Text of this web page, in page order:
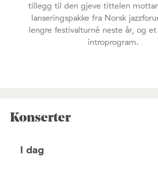
tillegg til den gjeve tittelen
lanseringspakke fra Norsk
lengre festivalturné neste år, og
introprogram.
Konserter
I dag